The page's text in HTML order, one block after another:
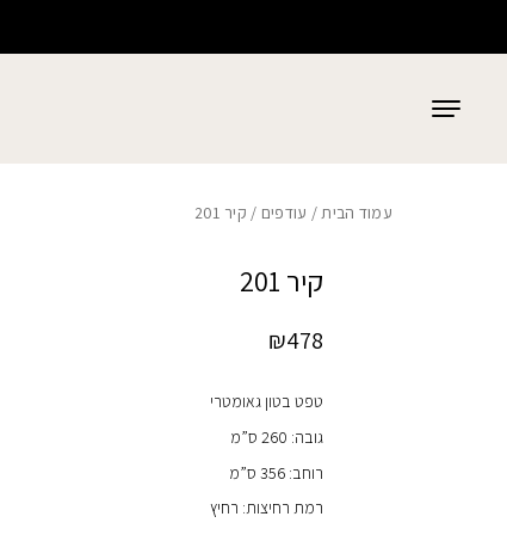
עמוד הבית/ עודפים / קיר 201
קיר 201
₪478
טפט בטון גאומטרי
גובה: 260 ס”מ
רוחב: 356 ס”מ
רמת רחיצות: רחיץ